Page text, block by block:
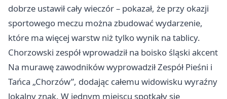
dobrze ustawił cały wieczór – pokazał, że przy okazji
sportowego meczu można zbudować wydarzenie,
które ma więcej warstw niż tylko wynik na tablicy.
Chorzowski zespół wprowadził na boisko śląski akcent
Na murawę zawodników wyprowadził Zespół Pieśni i
Tańca „Chorzów”, dodając całemu widowisku wyraźny
lokalny znak. W jednym miejscu spotkały się